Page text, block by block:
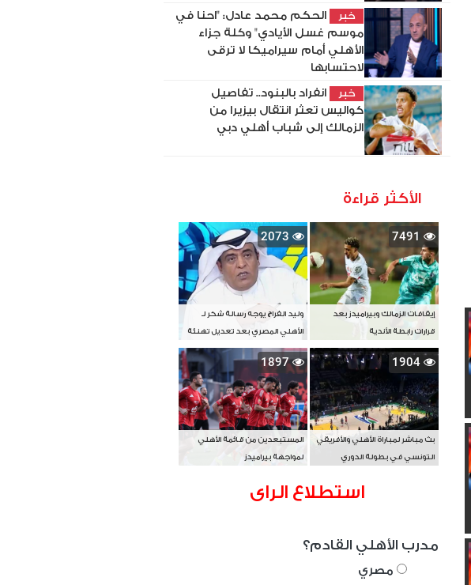
خبر
الحكم محمد عادل: "احنا في
موسم غسل الأيادي" وكلة جزاء
الأهلي أمام سيراميكا لا ترقى
لاحتسابها
خبر
انفراد بالبنود.. تفاصيل
كواليس تعثر انتقال بيزيرا من
الزمالك إلى شباب أهلي دبي
الأكثر قراءة
7491
إيقافات الزمالك وبيراميدز بعد
قرارات رابطة الأندية
2073
وليد الفراج يوجه رسالة شكر لـ
الأهلي المصري بعد تعديل تهنئة
بطل آسيا
1904
بث مباشر لمباراة الأهلي والأفريقي
التونسي في بطولة الدوري
1897
المستبعدين من قائمة الأهلي
لمواجهة بيراميدز
استطلاع الراى
مدرب الأهلي القادم؟
مصري